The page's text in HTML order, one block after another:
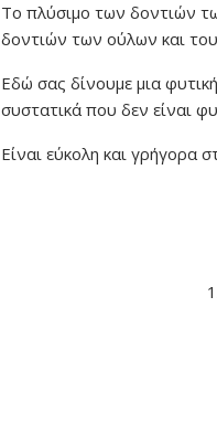
Το πλύσιμο των δοντιών
δοντιών των ούλων και του
Εδώ σας δίνουμε μια
συστατικά που δεν είναι
Είναι εύκολη και γρήγορα